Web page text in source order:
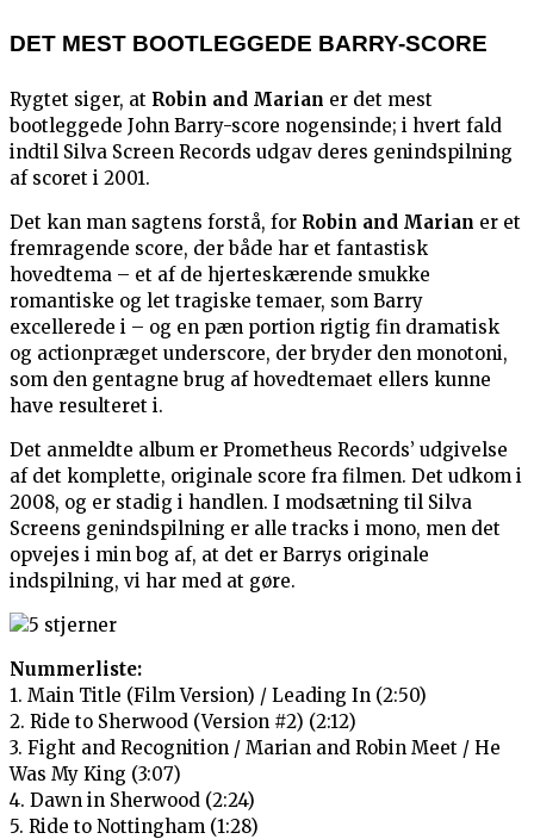
DET MEST BOOTLEGGEDE BARRY-SCORE
Rygtet siger, at Robin and Marian er det mest
bootleggede John Barry-score nogensinde; i hvert fald
indtil Silva Screen Records udgav deres genindspilning
af scoret i 2001.
Det kan man sagtens forstå, for Robin and Marian er et
fremragende score, der både har et fantastisk
hovedtema – et af de hjerteskærende smukke
romantiske og let tragiske temaer, som Barry
excellerede i – og en pæn portion rigtig fin dramatisk
og actionpræget underscore, der bryder den monotoni,
som den gentagne brug af hovedtemaet ellers kunne
have resulteret i.
Det anmeldte album er Prometheus Records’ udgivelse
af det komplette, originale score fra filmen. Det udkom i
2008, og er stadig i handlen. I modsætning til Silva
Screens genindspilning er alle tracks i mono, men det
opvejes i min bog af, at det er Barrys originale
indspilning, vi har med at gøre.
Nummerliste:
1. Main Title (Film Version) / Leading In (2:50)
2. Ride to Sherwood (Version #2) (2:12)
3. Fight and Recognition / Marian and Robin Meet / He
Was My King (3:07)
4. Dawn in Sherwood (2:24)
5. Ride to Nottingham (1:28)